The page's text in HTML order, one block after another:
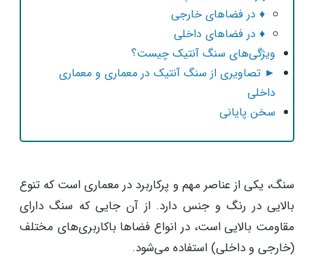
♦ در فضاهای خارجی
♦ در فضاهای داخلی
ویژگی‌های سنگ آنتیک چیست؟
► تصاویری از سنگ آنتیک در معماری و معماری
داخلی
سخن پایانی
سنگ، یکی از عناصر مهم و پرکاربرد در معماری است که تنوع
بالایی در رنگ و جنس دارد. از آن جایی که سنگ دارای
مقاومت بالایی است، در انواع فضاها باکاربری‌های مختلف
(خارجی و داخلی) استفاده می‌شود.